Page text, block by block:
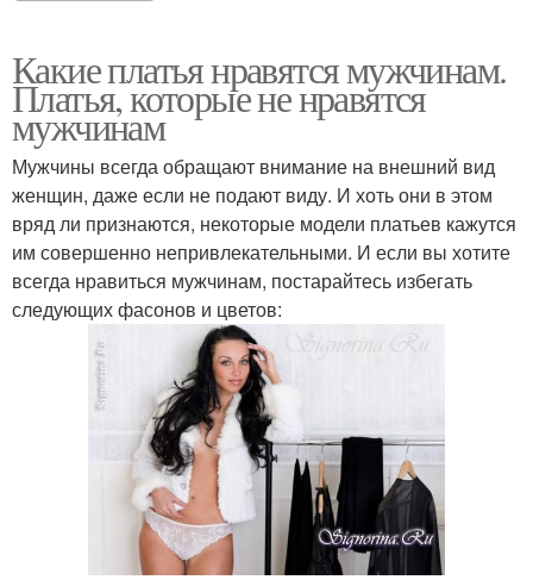
Какие платья нравятся мужчинам.
Платья, которые не нравятся
мужчинам
Мужчины всегда обращают внимание на внешний вид
женщин, даже если не подают виду. И хоть они в этом
вряд ли признаются, некоторые модели платьев кажутся
им совершенно непривлекательными. И если вы хотите
всегда нравиться мужчинам, постарайтесь избегать
следующих фасонов и цветов: